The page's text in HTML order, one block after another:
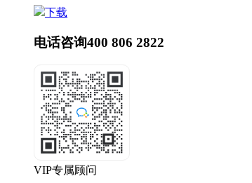
下载
电话咨询400 806 2822
VIP专属顾问